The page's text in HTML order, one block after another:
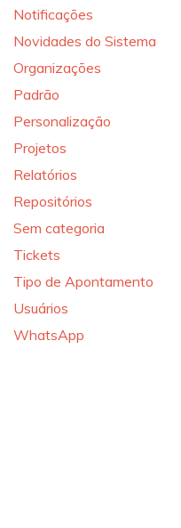
Notificações
Novidades do Sistema
Organizações
Padrão
Personalização
Projetos
Relatórios
Repositórios
Sem categoria
Tickets
Tipo de Apontamento
Usuários
WhatsApp